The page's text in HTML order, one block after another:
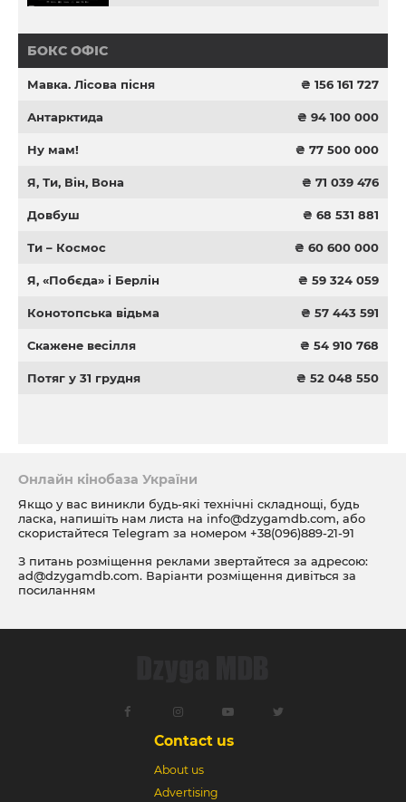
БОКС ОФІС
Мавка. Лісова пісня ₴ 156 161 727
Антарктида ₴ 94 100 000
Ну мам! ₴ 77 500 000
Я, Ти, Він, Вона ₴ 71 039 476
Довбуш ₴ 68 531 881
Ти – Космос ₴ 60 600 000
Я, «Побєда» і Берлін ₴ 59 324 059
Конотопська відьма ₴ 57 443 591
Скажене весілля ₴ 54 910 768
Потяг у 31 грудня ₴ 52 048 550
Онлайн кінобаза України
Якщо у вас виникли будь-які технічні складнощі, будь
ласка, напишіть нам листа на info@dzygamdb.com, або
скористайтеся Telegram за номером +38(096)889-21-91
З питань розміщення реклами звертайтеся за адресою:
ad@dzygamdb.com. Варіанти розміщення дивіться за
посиланням
Contact us
About us
Advertising